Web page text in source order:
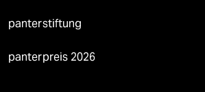
panterstiftung
panterpreis 2026